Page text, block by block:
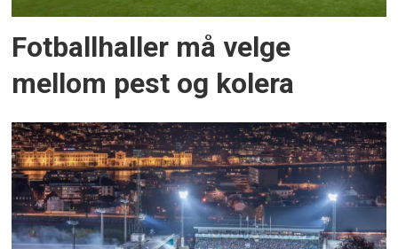
Fotballhaller må velge
mellom pest og kolera